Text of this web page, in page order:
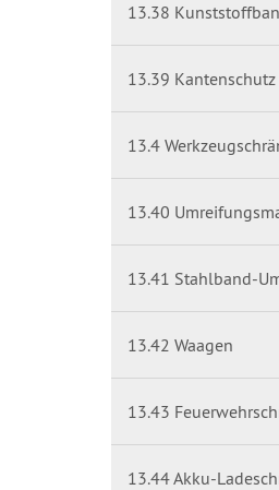
13.38
13.39 Kantenschutz
13.4
13.40
13.41 Stahlband-
13.42 Waagen
13.43
13.44 Akku-